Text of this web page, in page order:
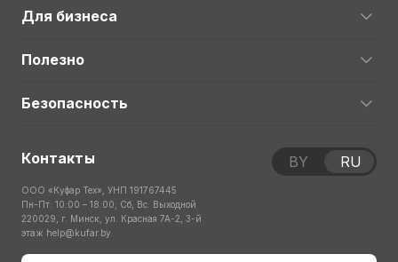
Для бизнеса
Полезно
Безопасность
Контакты
ООО «Куфар Тех», УНП 191767445
Пн-Пт: 10:00 – 18:00; Сб, Вс: Выходной
220029, г. Минск, ул. Красная 7А-2, 3-й
этаж help@kufar.by
BY RU